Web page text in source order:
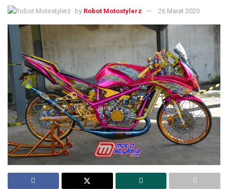
by Robot Motostylerz 26 Maret 2020